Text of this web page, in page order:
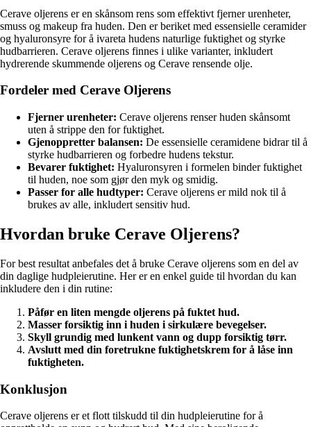
Cerave oljerens er en skånsom rens som effektivt fjerner urenheter,
smuss og makeup fra huden. Den er beriket med essensielle ceramider
og hyaluronsyre for å ivareta hudens naturlige fuktighet og styrke
hudbarrieren. Cerave oljerens finnes i ulike varianter, inkludert
hydrerende skummende oljerens og Cerave rensende olje.
Fordeler med Cerave Oljerens
Fjerner urenheter: Cerave oljerens renser huden skånsomt
uten å strippe den for fuktighet.
Gjenoppretter balansen: De essensielle ceramidene bidrar til å
styrke hudbarrieren og forbedre hudens tekstur.
Bevarer fuktighet: Hyaluronsyren i formelen binder fuktighet
til huden, noe som gjør den myk og smidig.
Passer for alle hudtyper: Cerave oljerens er mild nok til å
brukes av alle, inkludert sensitiv hud.
Hvordan bruke Cerave Oljerens?
For best resultat anbefales det å bruke Cerave oljerens som en del av
din daglige hudpleierutine. Her er en enkel guide til hvordan du kan
inkludere den i din rutine:
Påfør en liten mengde oljerens på fuktet hud.
Masser forsiktig inn i huden i sirkulære bevegelser.
Skyll grundig med lunkent vann og dupp forsiktig tørr.
Avslutt med din foretrukne fuktighetskrem for å låse inn
fuktigheten.
Konklusjon
Cerave oljerens er et flott tilskudd til din hudpleierutine for å